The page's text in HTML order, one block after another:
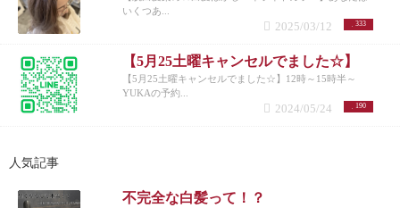
いくつあ...
333
2025/03/12
【5月25土曜キャンセルでました☆】
【5月25土曜キャンセルでました☆】12時～15時半～
YUKAの予約...
190
2024/05/24
人気記事
不完全な白髪って！？